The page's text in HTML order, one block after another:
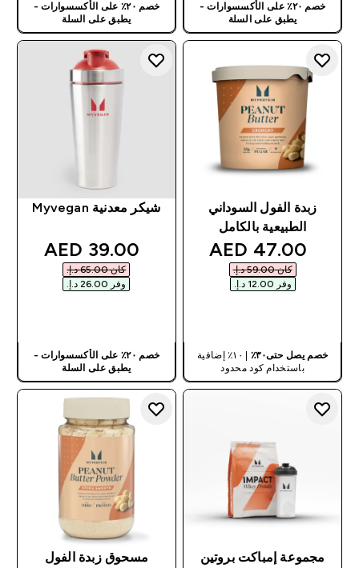
خصم ٢٠٪ على الأكسسوارات -
يطبق على السلة
خصم ٢٠٪ على الأكسسوارات -
يطبق على السلة
زبدة الفول السوداني
الطبيعية بالكامل
discounted price
47.00 AED‎
كان ‏59.00 د.إ.‏‎
وفر ‏12.00 د.إ.‏‎
خصم يصل حتى٣٠٪
| ١٠٪ إضافية
باستخدام كود محدود
شيكر معدنية Myvegan
price
39.00 AED‎
كان ‏65.00 د.إ.‏‎
وفر ‏26.00 د.إ.‏‎
خصم ٢٠٪ على الأكسسوارات -
يطبق على السلة
مجموعة إمباكت بروتين
مسحوق زبدة الفول